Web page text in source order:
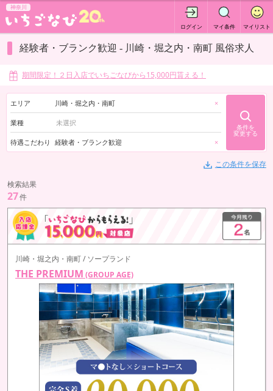
神奈川
ログイン マイ条件 マイリスト
経験者・ブランク歓迎 - 川崎・堀之内・南町 風俗求人
期間限定！２日入店でいちごなびから15,000円貰える！
エリア 川崎・堀之内・南町 ×
業種
待遇こだわり 経験者・ブランク歓迎 ×
条件を
変更する
この条件を保存
検索結果
27件
川崎・堀之内・南町 / ソープランド
THE PREMIUM (GROUP AGE)